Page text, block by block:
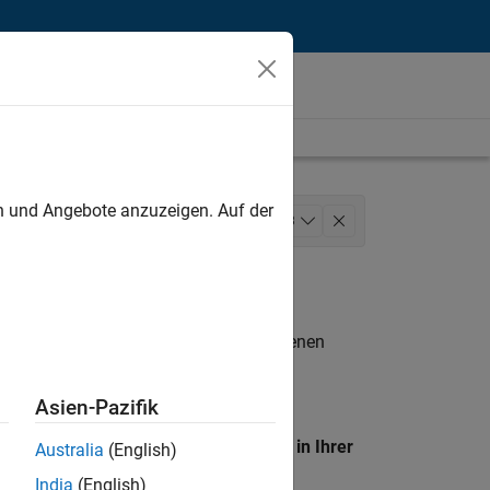
Marketing Services 3
. Wenn Sie noch immer keine offenen
unseres
Standort, um alle Stellenangebote in Ihrer
Angebote anzuzeigen. Auf der
Asien-Pazifik
Australia (English)
India (English)